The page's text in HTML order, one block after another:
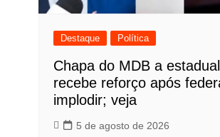
Destaque Política
Chapa do MDB a estadual
recebe reforço após
implodir; veja
5 de agosto de 2026